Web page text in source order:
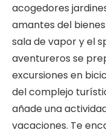
acogedores
amantes del
sala de vapor y el
aventureros se
excursiones en
del complejo
añade una
vacaciones. Te